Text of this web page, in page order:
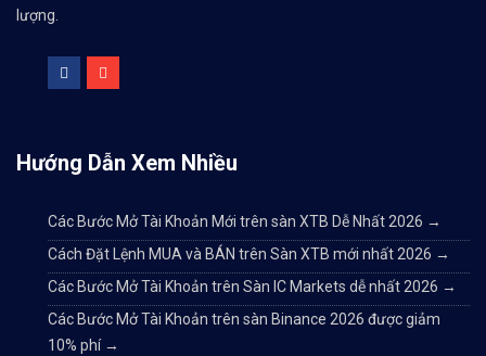
lượng.
Hướng Dẫn Xem Nhiều
Các Bước Mở Tài Khoản Mới trên sàn XTB Dễ Nhất 2026 →
Cách Đặt Lệnh MUA và BÁN trên Sàn XTB mới nhất 2026 →
Các Bước Mở Tài Khoản trên Sàn IC Markets dễ nhất 2026 →
Các Bước Mở Tài Khoản trên sàn Binance 2026 được giảm
10% phí →